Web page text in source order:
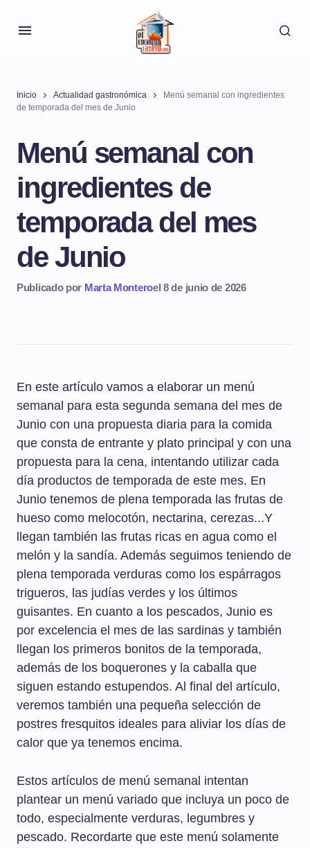
Inicio Actualidad gastronómica
Menú semanal con ingredientes
de temporada del mes de Junio
Menú semanal con
ingredientes de
temporada del mes
de Junio
Publicado por Marta Monteroel 8 de junio de 2026
En este artículo vamos a elaborar un menú
semanal para esta segunda semana del mes de
Junio con una propuesta diaria para la comida
que consta de entrante y plato principal y con una
propuesta para la cena, intentando utilizar cada
día productos de temporada de este mes. En
Junio tenemos de plena temporada las frutas de
hueso como melocotón, nectarina, cerezas...Y
llegan también las frutas ricas en agua como el
melón y la sandía. Además seguimos teniendo de
plena temporada verduras como los espárragos
trigueros, las judías verdes y los últimos
guisantes. En cuanto a los pescados, Junio es
por excelencia el mes de las sardinas y también
llegan los primeros bonitos de la temporada,
además de los boquerones y la caballa que
siguen estando estupendos. Al final del artículo,
veremos también una pequeña selección de
postres fresquitos ideales para aliviar los días de
calor que ya tenemos encima.
Estos artículos de menú semanal intentan
plantear un menú variado que incluya un poco de
todo, especialmente verduras, legumbres y
pescado. Recordarte que este menú solamente